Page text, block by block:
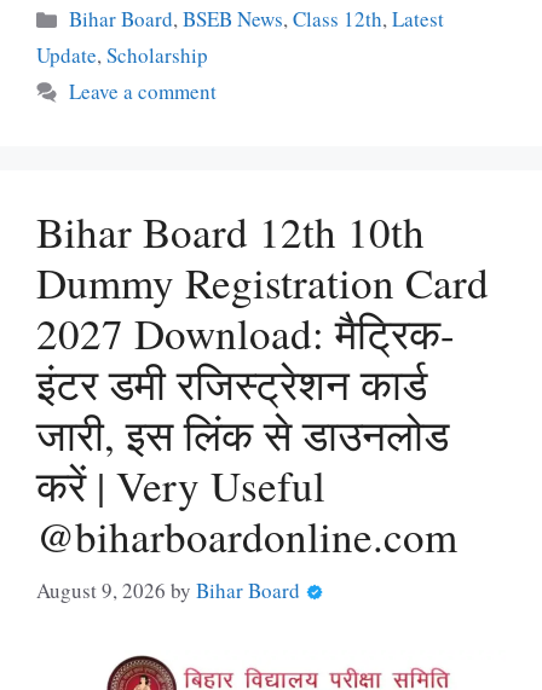
Categories
Bihar Board,BSEB News,Class 12th,Latest
Update,Scholarship
Leave a comment
Bihar Board 12th 10th
Dummy Registration Card
2027 Download: मैट्रिक-
इंटर डमी रजिस्ट्रेशन कार्ड
जारी, इस लिंक से डाउनलोड
करें | Very Useful
@biharboardonline.com
August 9, 2026 by Bihar Board